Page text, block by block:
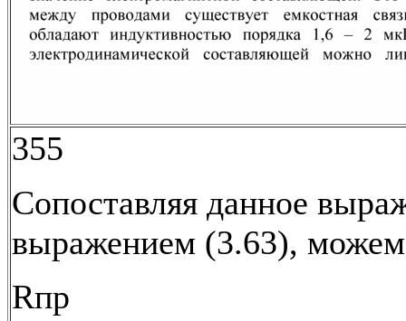
355
Сопоставляя данное
выражением (3.63), можем
Rпр